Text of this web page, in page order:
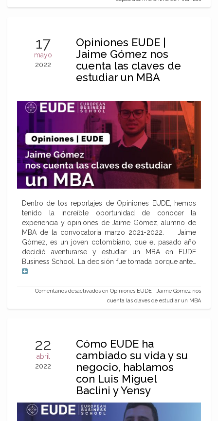
17
mayo
2022
Opiniones EUDE |
Jaime Gómez nos
cuenta las claves de
estudiar un MBA
Dentro de los reportajes de Opiniones EUDE, hemos
tenido la increíble oportunidad de conocer la
experiencia y opiniones de Jaime Gómez, alumno de
MBA de la convocatoria marzo 2021-2022. Jaime
Gómez, es un joven colombiano, que el pasado año
decidió aventurarse y estudiar un MBA en EUDE
Business School. La decisión fue tomada porque ante…
Comentarios desactivados en Opiniones EUDE | Jaime Gómez nos
cuenta las claves de estudiar un MBA
22
abril
2022
Cómo EUDE ha
cambiado su vida y su
negocio, hablamos
con Luis Miguel
Baclini y Yensy
Martínez